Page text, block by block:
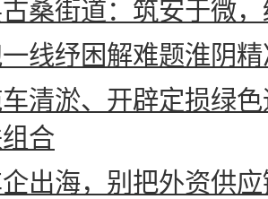
桑街道：筑安于微
线纾困解难题淮阴
清淤、开辟定损绿
合
出海，别把外资供应